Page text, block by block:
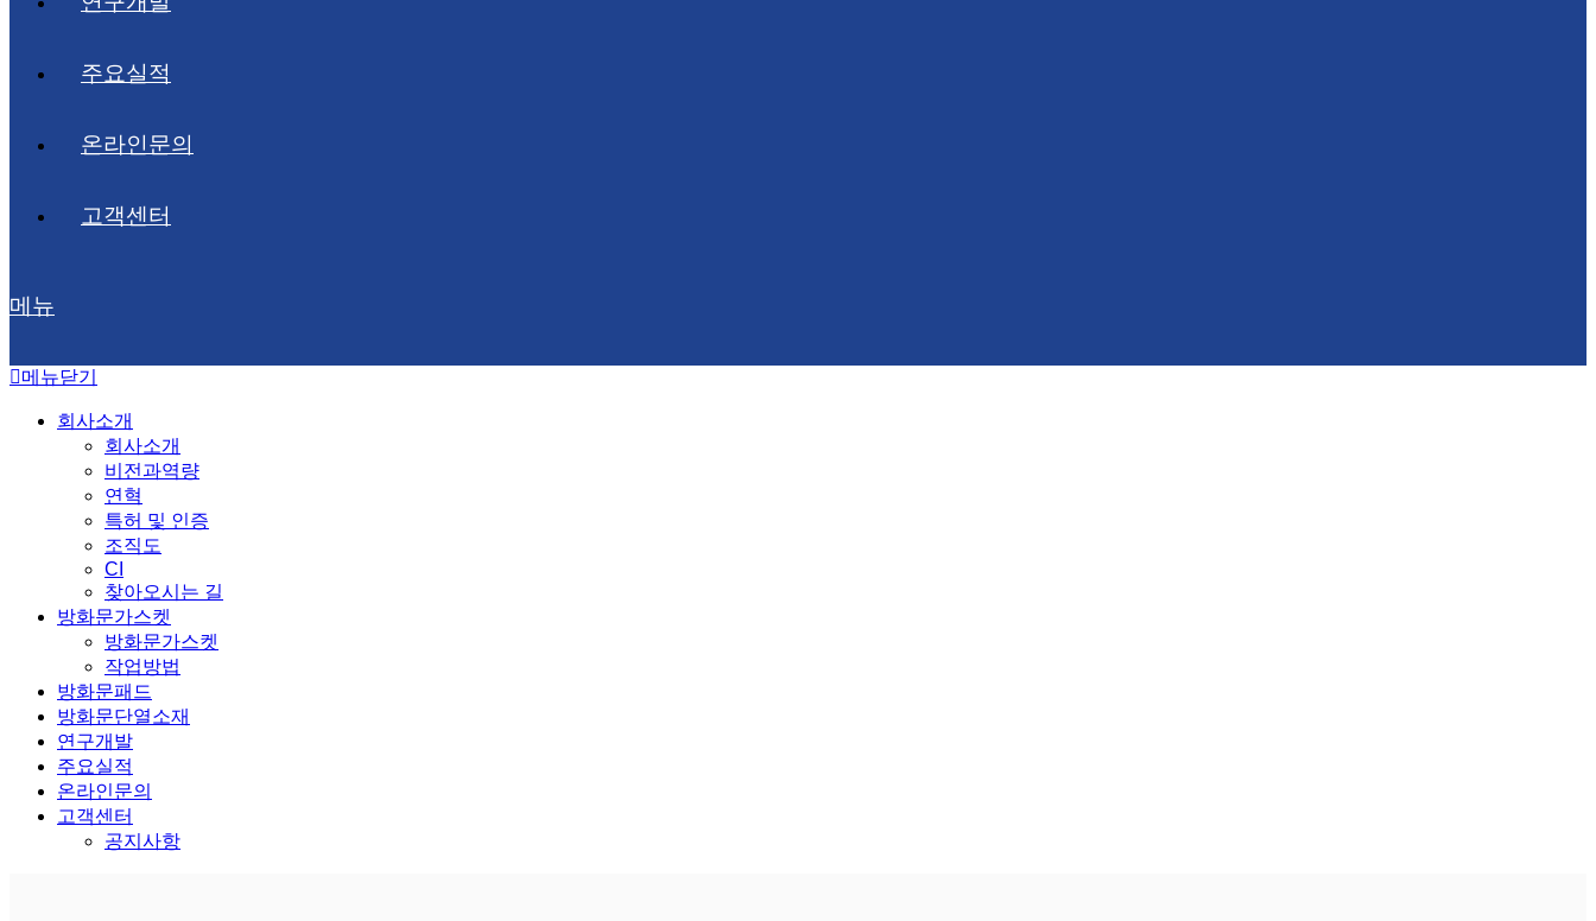
주요실적
온라인문의
고객센터
메뉴
메뉴닫기
회사소개
회사소개
비전과역량
연혁
특허 및 인증
조직도
CI
찾아오시는 길
방화문가스켓
방화문가스켓
작업방법
방화문패드
방화문단열소재
연구개발
주요실적
온라인문의
고객센터
공지사항